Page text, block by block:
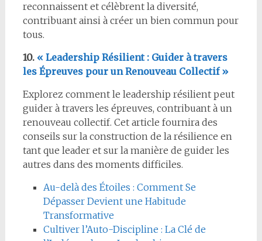
reconnaissent et célèbrent la diversité,
contribuant ainsi à créer un bien commun pour
tous.
10. « Leadership Résilient : Guider à travers
les Épreuves pour un Renouveau Collectif »
Explorez comment le leadership résilient peut
guider à travers les épreuves, contribuant à un
renouveau collectif. Cet article fournira des
conseils sur la construction de la résilience en
tant que leader et sur la manière de guider les
autres dans des moments difficiles.
Au-delà des Étoiles : Comment Se
Dépasser Devient une Habitude
Transformative
Cultiver l’Auto-Discipline : La Clé de